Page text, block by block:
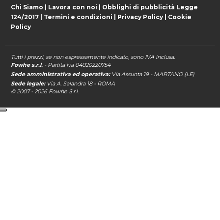
Chi Siamo | Lavora con noi | Obblighi di pubblicità Legge
124/2017 | Termini e condizioni | Privacy Policy | Cookie
Policy
Tutti i prezzi, se non espressamente indicato, sono IVA inclusa.
Fowhe s.r.l. - Partita Iva 04020220754
Sede amministrativa ed operativa:Via Assunta 19 - MARTANO (LE)
Sede legale:Via A. Salandra 18 - ROMA
© 2007 - 2026 Fowhe S.r.l.